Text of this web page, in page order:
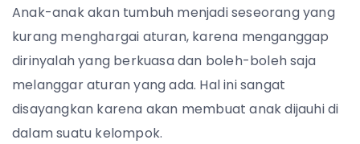
Anak-anak akan tumbuh menjadi seseorang yang
kurang menghargai aturan, karena menganggap
dirinyalah yang berkuasa dan boleh-boleh saja
melanggar aturan yang ada. Hal ini sangat
disayangkan karena akan membuat anak dijauhi di
dalam suatu kelompok.